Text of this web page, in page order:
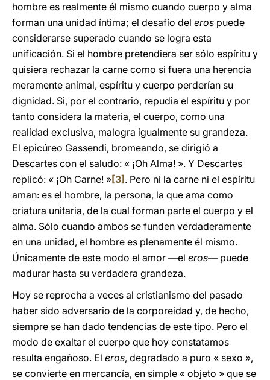
hombre es realmente él mismo cuando cuerpo y alma
forman una unidad íntima; el desafío del eros puede
considerarse superado cuando se logra esta
unificación. Si el hombre pretendiera ser sólo espíritu y
quisiera rechazar la carne como si fuera una herencia
meramente animal, espíritu y cuerpo perderían su
dignidad. Si, por el contrario, repudia el espíritu y por
tanto considera la materia, el cuerpo, como una
realidad exclusiva, malogra igualmente su grandeza.
El epicúreo Gassendi, bromeando, se dirigió a
Descartes con el saludo: « ¡Oh Alma! ». Y Descartes
replicó: « ¡Oh Carne! »[3] . Pero ni la carne ni el espíritu
aman: es el hombre, la persona, la que ama como
criatura unitaria, de la cual forman parte el cuerpo y el
alma. Sólo cuando ambos se funden verdaderamente
en una unidad, el hombre es plenamente él mismo.
Únicamente de este modo el amor —el eros— puede
madurar hasta su verdadera grandeza.
Hoy se reprocha a veces al cristianismo del pasado
haber sido adversario de la corporeidad y, de hecho,
siempre se han dado tendencias de este tipo. Pero el
modo de exaltar el cuerpo que hoy constatamos
resulta engañoso. El eros, degradado a puro « sexo »,
se convierte en mercancía, en simple « objeto » que se